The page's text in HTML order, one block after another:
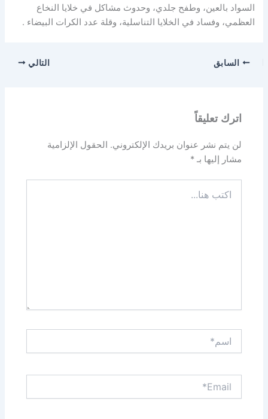
السواد بالعين، وطفح جلدي، وحدوث مشاكل في خلايا النخاع
العظمي، وفساد في الخلايا التناسلية، وقلة عدد الكرات البيضاء .
السابق التالي
اترك تعليقاً
لن يتم نشر عنوان بريدك الإلكتروني.
الحقول الإلزامية
مشار إليها بـ*
هنا...